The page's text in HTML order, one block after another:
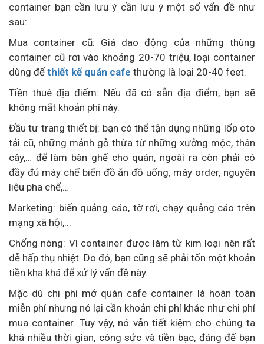
container bạn cần lưu ý cần lưu ý một số vấn đề như
sau:
Mua container cũ: Giá dao động của những thùng
container cũ rơi vào khoảng 20-70 triệu, loại container
dùng để thiết kế quán cafe thường là loại 20-40 feet.
Tiền thuê địa điểm: Nếu đã có sẵn địa điểm, bạn sẽ
không mất khoản phí này.
Đầu tư trang thiết bị: bạn có thể tận dụng những lốp oto
tải cũ, những mảnh gỗ thừa từ những xưởng mộc, thân
cây,… để làm bàn ghế cho quán, ngoài ra còn phải có
đầy đủ máy chế biến đồ ăn đồ uống, máy order, nguyên
liệu pha chế,…
Marketing: biển quảng cáo, tờ rơi, chạy quảng cáo trên
mạng xã hội,...
Chống nóng: Vì container được làm từ kim loại nên rất
dễ hấp thụ nhiệt. Do đó, bạn cũng sẽ phải tốn một khoản
tiền kha khá để xử lý vấn đề này.
Mặc dù chi phí mở quán cafe container là hoàn toàn
miễn phí nhưng nó lại cần khoản chi phí khác như chi phí
mua container. Tuy vậy, nó vẫn tiết kiệm cho chúng ta
khá nhiều thời gian, công sức và tiền bạc, đáng để bạn